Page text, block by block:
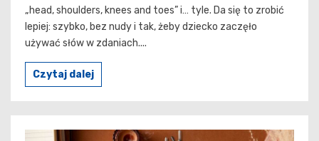
„head, shoulders, knees and toes” i… tyle. Da się to zrobić
lepiej: szybko, bez nudy i tak, żeby dziecko zaczęło
używać słów w zdaniach....
Czytaj dalej